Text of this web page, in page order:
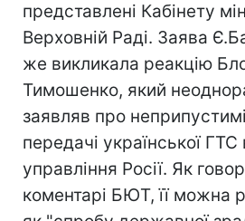
представлені Кабінету
Верховній Раді. Заява
же викликала реакцію
Тимошенко, який
заявляв про
передачі української ГТС
управління Росії. Як
коментарі БЮТ, її можна